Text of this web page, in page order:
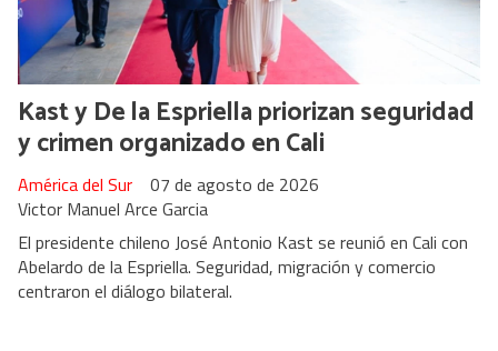
Kast y De la Espriella priorizan seguridad
y crimen organizado en Cali
Victor Manuel Arce Garcia
América del Sur 07 de agosto de 2026
El presidente chileno José Antonio Kast se reunió en Cali con
Abelardo de la Espriella. Seguridad, migración y comercio
centraron el diálogo bilateral.